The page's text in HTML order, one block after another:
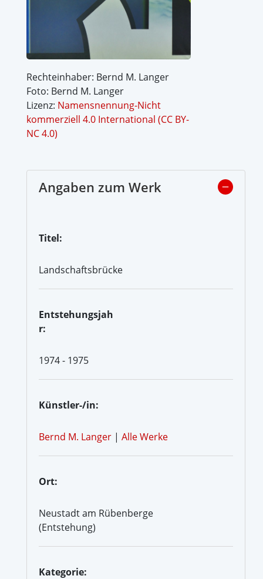
Rechteinhaber: Bernd M. Langer
Foto: Bernd M. Langer
Lizenz: Namensnennung-Nicht
kommerziell 4.0 International (CC BY-
NC 4.0)
Angaben zum Werk
Titel:
Landschaftsbrücke
Entstehungsjah
r:
1974 - 1975
Künstler-/in:
Bernd M. Langer | Alle Werke
Ort:
Neustadt am Rübenberge
(Entstehung)
Kategorie: